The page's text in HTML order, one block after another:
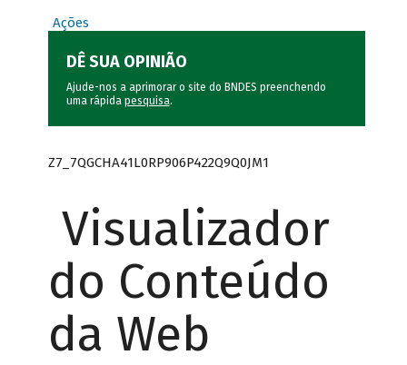
Ações
DÊ SUA OPINIÃO
Ajude-nos a aprimorar o site do BNDES preenchendo
uma rápida pesquisa.
Z7_7QGCHA41L0RP906P422Q9Q0JM1
Visualizador
do Conteúdo
da Web